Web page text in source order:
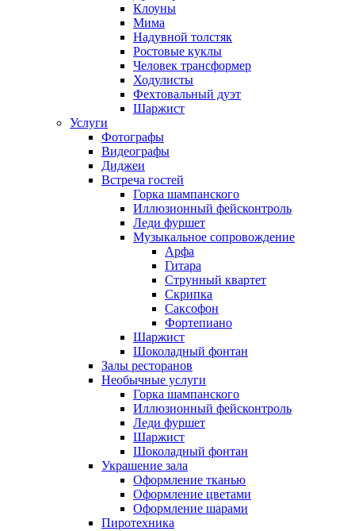
Клоуны
Мима
Надувной толстяк
Ростовые куклы
Человек трансформер
Ходулисты
Фехтовальный дуэт
Шаржист
Услуги
Фотографы
Видеографы
Диджеи
Встреча гостей
Горка шампанского
Иллюзионный фейсконтроль
Леди фуршет
Музыкальное сопровождение
Арфа
Гитара
Струнный квартет
Скрипка
Саксофон
Фортепиано
Шаржист
Шоколадный фонтан
Залы ресторанов
Необычные услуги
Горка шампанского
Иллюзионный фейсконтроль
Леди фуршет
Шаржист
Шоколадный фонтан
Украшение зала
Оформление тканью
Оформление цветами
Оформление шарами
Пиротехника